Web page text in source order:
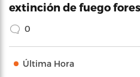
extinción de fuego
0
Última Hora